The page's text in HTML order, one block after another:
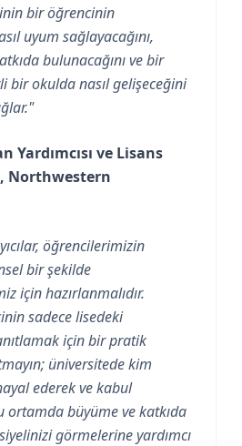
bir öğrencinin
uyum sağlayacağını,
bulunacağını ve bir
bir okulda nasıl gelişeceğini
Yardımcısı ve Lisans
Northwestern
öğrencilerimizin
bir şekilde
için hazırlanmalıdır.
sadece lisedeki
için bir pratik
üniversitede kim
ederek ve kabul
büyüme ve katkıda
görmelerine yardımcı